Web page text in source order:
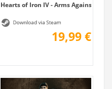
Hearts of Iron IV - Arms Against
19,99 €